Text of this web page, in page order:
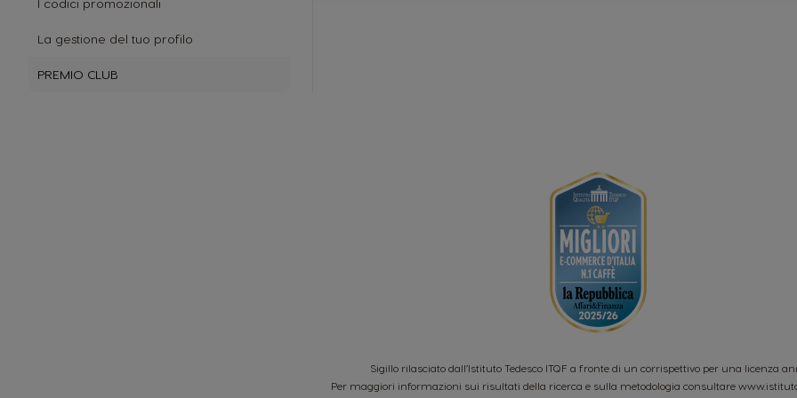
I codici promozionali
La gestione del tuo profilo
PREMIO CLUB
Sigillo rilasciato dall’Istituto Tedesco ITQF a fronte di un corrispettivo per una licenza
Per maggiori informazioni sui risultati della ricerca e sulla metodologia consultare